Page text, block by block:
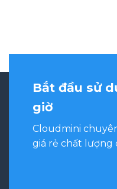
Bắt đầu sử
giờ
Cloudmini
giá rẻ chất lượng